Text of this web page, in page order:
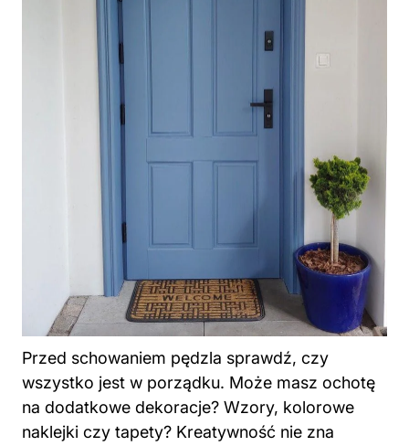
Przed schowaniem pędzla sprawdź, czy
wszystko jest w porządku. Może masz ochotę
na dodatkowe dekoracje? Wzory, kolorowe
naklejki czy tapety? Kreatywność nie zna